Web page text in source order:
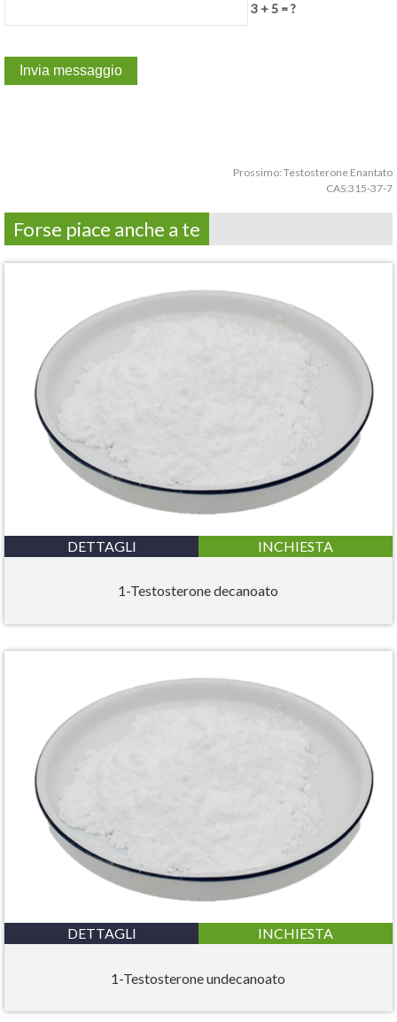
3 + 5 = ?
Prossimo: Testosterone Enantato
CAS:315-37-7
Forse piace anche a te
DETTAGLI INCHIESTA
1-Testosterone decanoato
DETTAGLI INCHIESTA
1-Testosterone undecanoato